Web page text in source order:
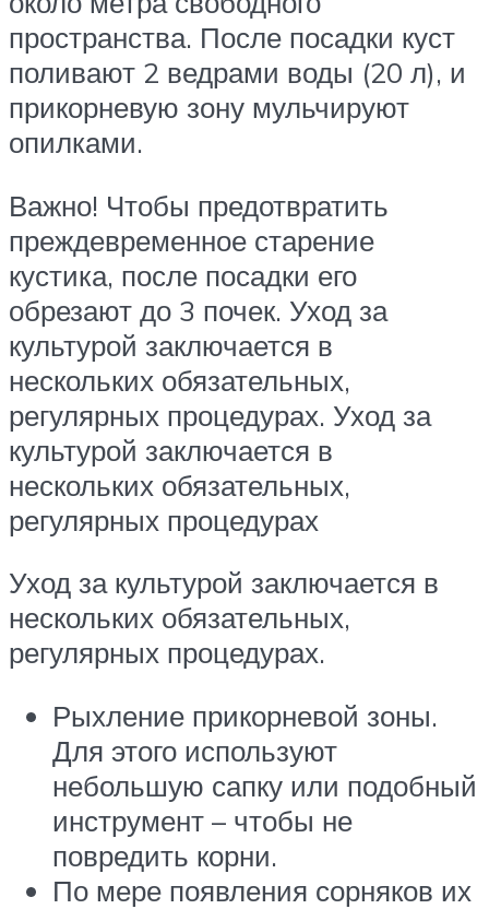
пространства. После посадки куст
поливают 2 ведрами воды (20 л), и
прикорневую зону мульчируют
опилками.
Важно! Чтобы предотвратить
преждевременное старение
кустика, после посадки его
обрезают до 3 почек. Уход за
культурой заключается в
нескольких обязательных,
регулярных процедурах. Уход за
культурой заключается в
нескольких обязательных,
регулярных процедурах
Уход за культурой заключается в
нескольких обязательных,
регулярных процедурах.
Рыхление прикорневой зоны.
Для этого используют
небольшую сапку или подобный
инструмент – чтобы не
повредить корни.
По мере появления сорняков их